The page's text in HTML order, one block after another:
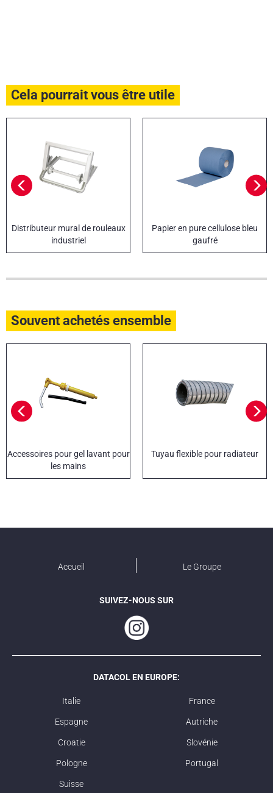
Cela pourrait vous être utile
Distributeur mural de rouleaux
industriel
Papier en pure cellulose bleu
gaufré
Souvent achetés ensemble
Accessoires pour gel lavant pour
les mains
Tuyau flexible pour radiateur
Accueil Le Groupe
SUIVEZ-NOUS SUR
DATACOL EN EUROPE:
Italie France
Espagne Autriche
Croatie Slovénie
Pologne Portugal
Suisse